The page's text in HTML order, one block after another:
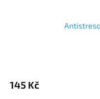
je
145 Kč